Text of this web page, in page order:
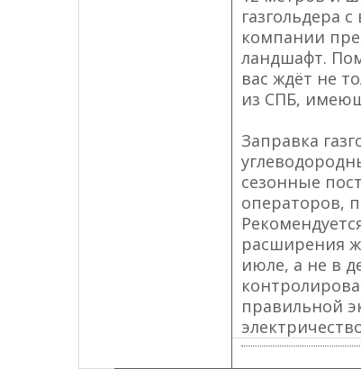
газгольдера
компании
ландшафт.
вас ждёт не
из СПБ,
Заправка
сезонные
операторов,
расширения
июле, а не в
правильной